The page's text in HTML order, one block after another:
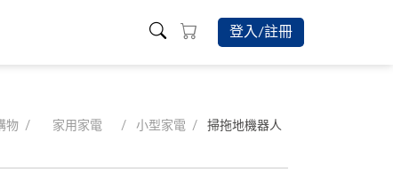
登入/註冊
物 家用家電 小型家電 掃拖地機器人